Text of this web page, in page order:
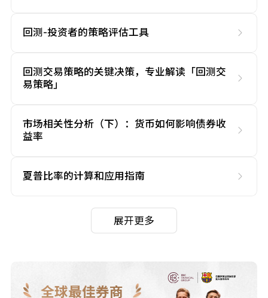
回测-投资者的策略评估工具
回测交易策略的关键决策，专业解读「回测交
易策略」
市场相关性分析（下）：货币如何影响债券收
益率
夏普比率的计算和应用指南
展开更多
全球最佳券商